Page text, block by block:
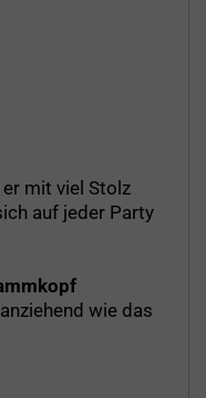
mit viel Stolz
auf jeder Party
wie das